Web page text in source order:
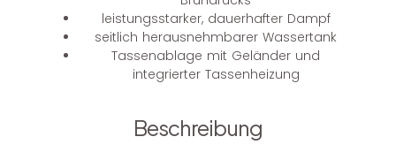
leistungsstarker, dauerhafter Dampf
seitlich herausnehmbarer Wassertank
Tassenablage mit Geländer und
integrierter Tassenheizung
Beschreibung